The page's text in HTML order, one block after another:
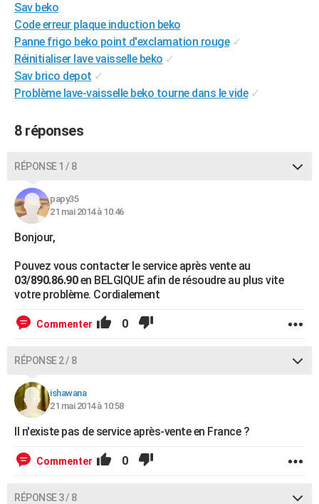
BONS PLANS
CARTE DE VOEUX
Carte de Noël
Carte Bonne année
Carte Saint-Valentin
Carte Pâques
Carte d'anniversaire
DICTIONNAIRE
Dictionnaire
Biographies
Citations
Expressions
Proverbes
PROGRAMME TV
COPAINS D'AVANT
FORUM
Bricolage
Lifestyle
Culture
Sport
Auto
Television
Voyage
Cinema
Sav beko
Code erreur plaque induction beko
Panne frigo beko point d'exclamation rouge ✓
Réinitialiser lave vaisselle beko ✓
Sav brico depot ✓
Problème lave-vaisselle beko tourne dans le vide ✓
8 réponses
RÉPONSE 1 / 8
papy35
21 mai 2014 à 10:46
Bonjour,
Pouvez vous contacter le service après vente au
03/890.86.90en BELGIQUE afin de résoudre au plus vite
votre problème. Cordialement
Commenter 0
RÉPONSE 2 / 8
ishawana
21 mai 2014 à 10:58
Il n'existe pas de service après-vente en France ?
Commenter 0
RÉPONSE 3 / 8